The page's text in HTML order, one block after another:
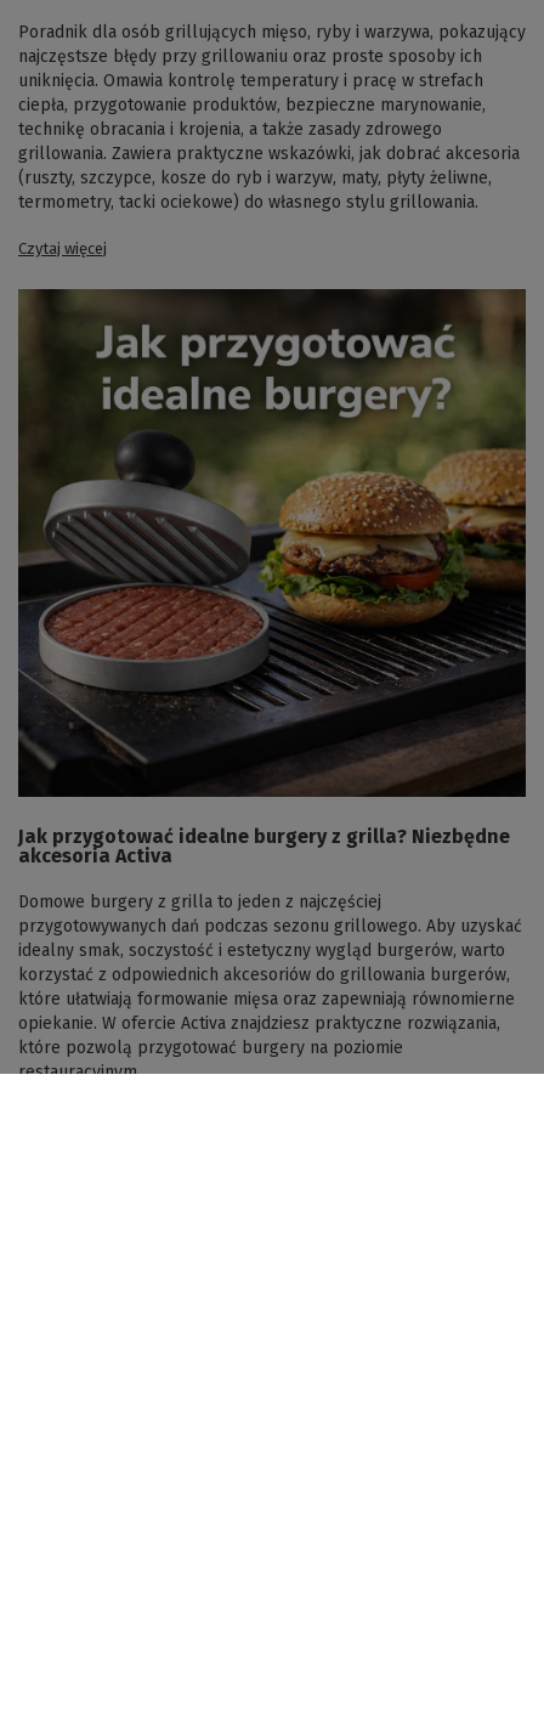
Poradnik dla osób grillujących mięso, ryby i warzywa, pokazujący
najczęstsze błędy przy grillowaniu oraz proste sposoby ich
uniknięcia. Omawia kontrolę temperatury i pracę w strefach
ciepła, przygotowanie produktów, bezpieczne marynowanie,
technikę obracania i krojenia, a także zasady zdrowego
grillowania. Zawiera praktyczne wskazówki, jak dobrać akcesoria
(ruszty, szczypce, kosze do ryb i warzyw, maty, płyty żeliwne,
termometry, tacki ociekowe) do własnego stylu grillowania.
Czytaj więcej
Jak przygotować idealne burgery z grilla? Niezbędne
akcesoria Activa
Domowe burgery z grilla to jeden z najczęściej
przygotowywanych dań podczas sezonu grillowego. Aby uzyskać
idealny smak, soczystość i estetyczny wygląd burgerów, warto
korzystać z odpowiednich akcesoriów do grillowania burgerów,
które ułatwiają formowanie mięsa oraz zapewniają równomierne
opiekanie. W ofercie Activa znajdziesz praktyczne rozwiązania,
które pozwolą przygotować burgery na poziomie
restauracyjnym.